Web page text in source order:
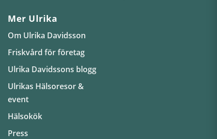
Mer Ulrika
Om Ulrika Davidsson
Friskvård för företag
Ulrika Davidssons blogg
Ulrikas Hälsoresor &
event
Hälsokök
Press